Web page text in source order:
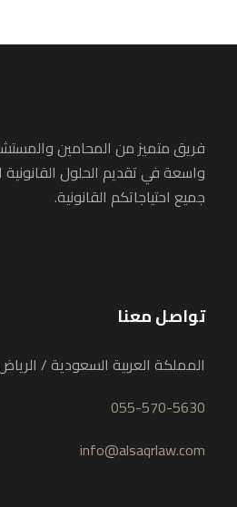
فريق متميز من المحامين
واسعة في تقديم الحلول القانونية
جميع احتياجاتكم القانونية.
تواصل معنا
المملكة العربية السعودية /
055-570-5630
info@alsaqrlaw.com